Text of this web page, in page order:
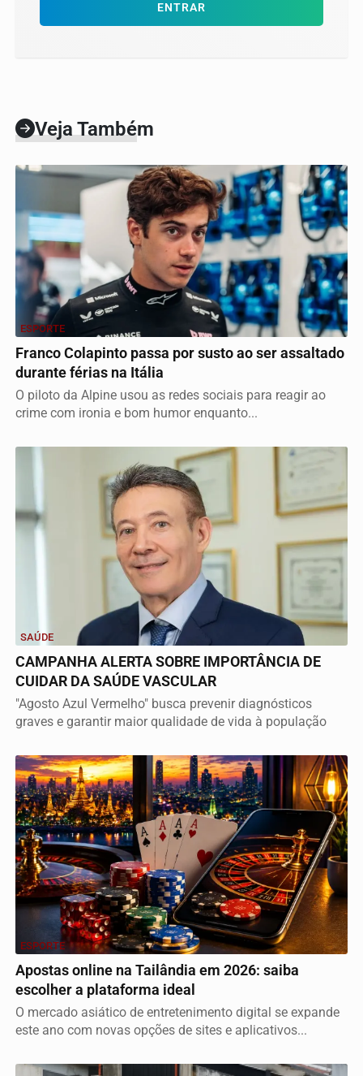
ENTRAR
Veja Também
ESPORTE
Franco Colapinto passa por susto ao ser assaltado
durante férias na Itália
O piloto da Alpine usou as redes sociais para reagir ao
crime com ironia e bom humor enquanto...
SAÚDE
CAMPANHA ALERTA SOBRE IMPORTÂNCIA DE
CUIDAR DA SAÚDE VASCULAR
"Agosto Azul Vermelho" busca prevenir diagnósticos
graves e garantir maior qualidade de vida à população
ESPORTE
Apostas online na Tailândia em 2026: saiba
escolher a plataforma ideal
O mercado asiático de entretenimento digital se expande
este ano com novas opções de sites e aplicativos...